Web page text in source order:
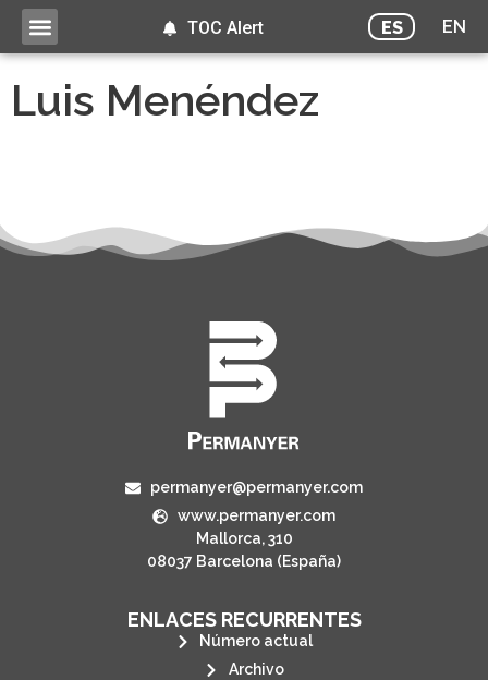
ES EN
TOC Alert
Luis Menéndez
permanyer@permanyer.com
www.permanyer.com
Mallorca, 310
08037 Barcelona (España)
ENLACES RECURRENTES
Número actual
Archivo